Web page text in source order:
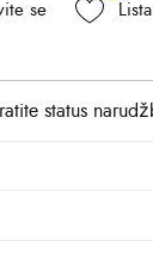
se
status